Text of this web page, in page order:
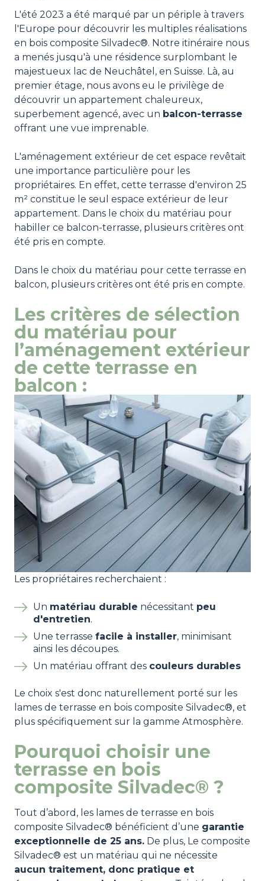
L'été 2023 a été marqué par un périple à travers
l'Europe pour découvrir les multiples réalisations
en bois composite Silvadec®. Notre itinéraire nous
a menés jusqu'à une résidence surplombant le
majestueux lac de Neuchâtel, en Suisse. Là, au
premier étage, nous avons eu le privilège de
découvrir un appartement chaleureux,
superbement agencé, avec un balcon-terrasse
offrant une vue imprenable.
L'aménagement extérieur de cet espace revêtait
une importance particulière pour les
propriétaires. En effet, cette terrasse d'environ 25
m² constitue le seul espace extérieur de leur
appartement. Dans le choix du matériau pour
habiller ce balcon-terrasse, plusieurs critères ont
été pris en compte.
Dans le choix du matériau pour cette terrasse en
balcon, plusieurs critères ont été pris en compte.
Les critères de sélection
du matériau pour
l’aménagement extérieur
de cette terrasse en
balcon :
Les propriétaires recherchaient :
Un matériau durable nécessitant peu
d'entretien.
Une terrasse facile à installer, minimisant
ainsi les découpes.
Un matériau offrant des couleurs durables
Le choix s'est donc naturellement porté sur les
lames de terrasse en bois composite Silvadec®, et
plus spécifiquement sur la gamme Atmosphère.
Pourquoi choisir une
terrasse en bois
composite Silvadec® ?
Tout d’abord, les lames de terrasse en bois
composite Silvadec® bénéficient d’une garantie
exceptionnelle de 25 ans. De plus, Le composite
Silvadec® est un matériau qui ne nécessite
aucun traitement, donc pratique et